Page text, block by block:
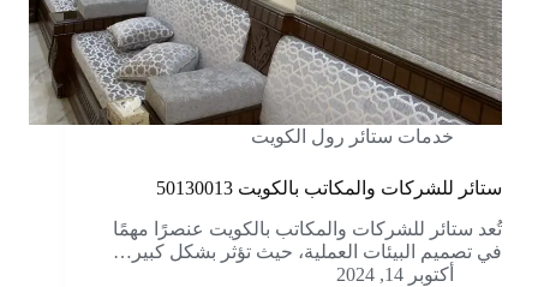
خدمات ستائر رول الكويت
ستائر للشركات والمكاتب بالكويت 50130013
تُعد ستائر للشركات والمكاتب بالكويت عنصرًا مهمًا
في تصميم البيئات العملية، حيث تؤثر بشكل كبير…
أكتوبر 14, 2024